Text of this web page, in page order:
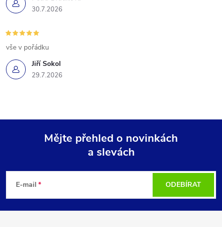
30.7.2026
Jiří Sokol
29.7.2026
vše v pořádku
p
Mějte přehled o novinkách
a slevách
E-mail ODEBÍRAT